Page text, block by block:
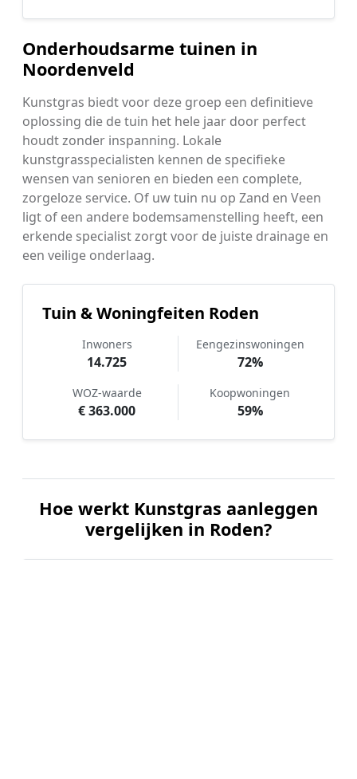
Onderhoudsarme tuinen in
Noordenveld
Kunstgras biedt voor deze groep een definitieve
oplossing die de tuin het hele jaar door perfect
houdt zonder inspanning. Lokale
kunstgrasspecialisten kennen de specifieke
wensen van senioren en bieden een complete,
zorgeloze service. Of uw tuin nu op Zand en Veen
ligt of een andere bodemsamenstelling heeft, een
erkende specialist zorgt voor de juiste drainage en
een veilige onderlaag.
Tuin & Woningfeiten Roden
Inwoners
14.725
Eengezinswoningen
72%
WOZ-waarde
€ 363.000
Koopwoningen
59%
Hoe werkt Kunstgras aanleggen
vergelijken in Roden?